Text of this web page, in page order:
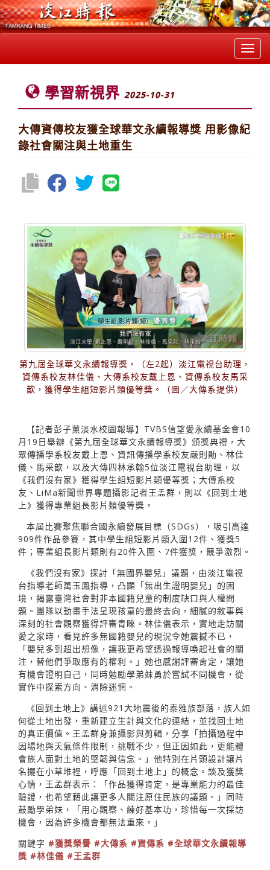
學習新視界 2025-10-31
大傳資傳校友獲全球華文永續報導獎 用影像紀
錄社會關注與土地重生
第九屆全球華文永續報導獎，（左2起）淡江電視台助理，
資傳系校友林佳儀、大傳系校友戴上恩、資傳系校友馬采
歆，獲得學生組短影片類優等獎。（圖／大傳系提供）
【記者彭子薰淡水校園報導】TVBS信望愛永續基金會10
月19日舉辦《第九屆全球華文永續報導獎》頒獎典禮，大
眾傳播學系校友戴上恩、資訊傳播學系校友嚴則勛、林佳
儀、馬采歆，以及大傳四林承翰5位淡江電視台助理，以
《我們沒有家》獲得學生組短影片類優等獎；大傳系校
友、LiMa新聞世界專題攝影記者王孟群，則以《回到土地
上》獲得專業組長影片類優等獎。
本屆比賽聚焦聯合國永續發展目標（SDGs），吸引高達
909件作品參賽，其中學生組短影片類入圍12件、獲獎5
件；專業組長影片類則有20件入圍、7件獲獎，競爭激烈。
《我們沒有家》探討「無國界嬰兒」議題，由淡江電視
台指導老師萬玉鳳指導，凸顯「無出生證明嬰兒」的困
境，揭露臺灣社會對非本國籍兒童的制度缺口與人權問
題。團隊以動畫手法呈現孩童的最終去向，細膩的敘事與
深刻的社會觀察獲得評審青睞。林佳儀表示，實地走訪關
愛之家時，看見許多無國籍嬰兒的現況令她震撼不已，
「嬰兒多到超出想像，讓我更希望透過報導喚起社會的關
注，替他們爭取應有的權利。」她也感謝評審肯定，讓她
有機會證明自己，同時勉勵學弟妹勇於嘗試不同機會，從
實作中探索方向、消除迷惘。
《回到土地上》講述921大地震後的泰雅族部落，族人如
何從土地出發，重新建立生計與文化的連結，並找回土地
的真正價值。王孟群身兼攝影與剪輯，分享「拍攝過程中
因場地與天氣條件限制，挑戰不少，但正因如此，更能體
會族人面對土地的堅韌與信念。」他特別在片頭設計讓片
名擺在小草堆裡，呼應「回到土地上」的概念。談及獲獎
心情，王孟群表示：「作品獲得肯定，是專業能力的最佳
驗證，也希望藉此讓更多人關注原住民族的議題。」同時
鼓勵學弟妹，「用心觀察、練好基本功，珍惜每一次採訪
機會，因為許多機會都無法重來。」
關鍵字 #獲獎榮譽 #大傳系 #資傳系 #全球華文永續報導
獎 #林佳儀 #王孟群